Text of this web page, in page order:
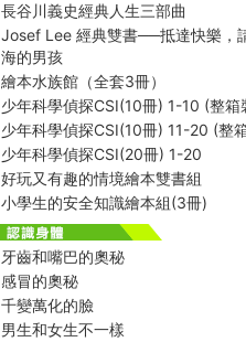
長谷川義史經典人生三部曲
Josef Lee 經典雙書──抵達快樂，
海的男孩
繪本水族館（全套3冊）
少年科學偵探CSI(10冊) 1-10 (整箱
少年科學偵探CSI(10冊) 11-20 (整
少年科學偵探CSI(20冊) 1-20
好玩又有趣的情境繪本雙書組
小學生的安全知識繪本組(3冊)
牙齒和嘴巴的奧秘
感冒的奧秘
千變萬化的臉
男生和女生不一樣